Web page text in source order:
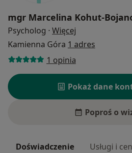
mgr Marcelina Kohut-
Psycholog · Więcej
Kamienna Góra 1 adres
1 opinia
Pokaż dane
Poproś o
Doświadczenie Usługi i